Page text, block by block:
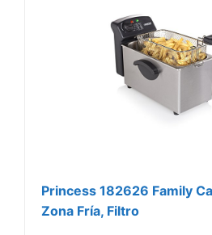
Princess 182626 Family
Zona Fría, Filtro